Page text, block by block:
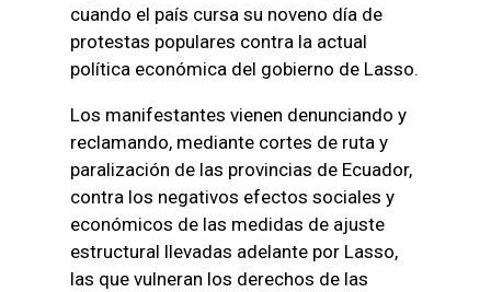
cuando el país cursa su noveno día de
protestas populares contra la actual
política económica del gobierno de Lasso.
Los manifestantes vienen denunciando y
reclamando, mediante cortes de ruta y
paralización de las provincias de Ecuador,
contra los negativos efectos sociales y
económicos de las medidas de ajuste
estructural llevadas adelante por Lasso,
las que vulneran los derechos de las